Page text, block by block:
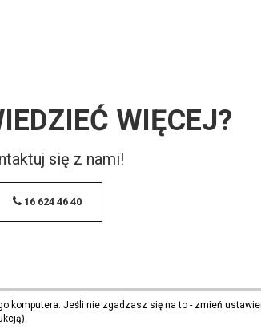
WIĘCEJ?
się z nami!
16 624 46 40
komputera. Jeśli nie zgadzasz się na to - zmień